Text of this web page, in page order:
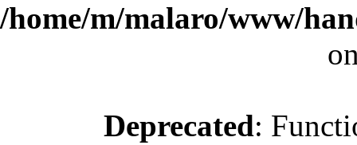
/home/m/malaro/www/
Deprecated: